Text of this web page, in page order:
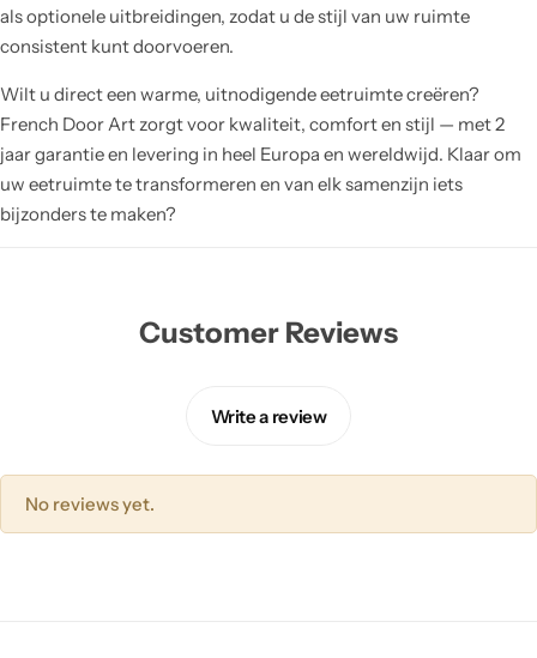
als optionele uitbreidingen, zodat u de stijl van uw ruimte
consistent kunt doorvoeren.
Wilt u direct een warme, uitnodigende eetruimte creëren?
French Door Art zorgt voor kwaliteit, comfort en stijl — met 2
jaar garantie en levering in heel Europa en wereldwijd. Klaar om
uw eetruimte te transformeren en van elk samenzijn iets
bijzonders te maken?
Customer Reviews
Write a review
No reviews yet.